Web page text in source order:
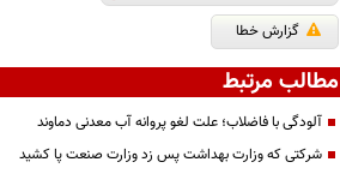
گزارش خطا
مطالب مرتبط
آلودگی با فاضلاب؛ علت لغو پروانه آب معدنی دماوند
شرکتی که وزارت بهداشت پس زد وزارت صنعت پا کشید